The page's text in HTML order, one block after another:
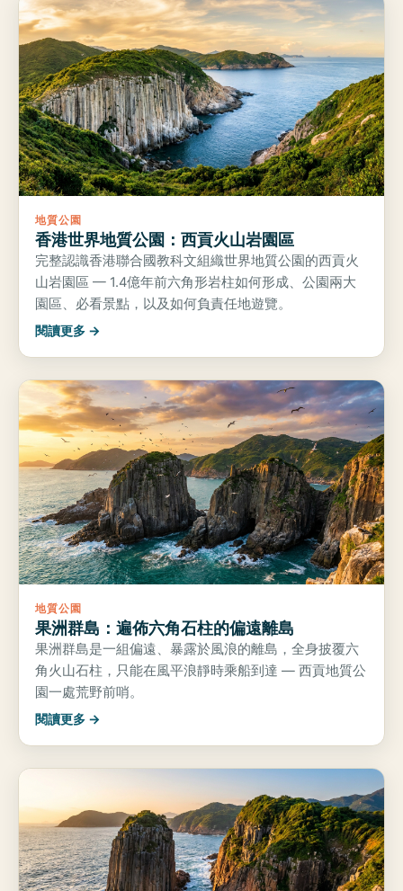
地質公園
香港世界地質公園：西貢火山岩園區
完整認識香港聯合國教科文組織世界地質公園的西貢火
山岩園區 — 1.4億年前六角形岩柱如何形成、公園兩大
園區、必看景點，以及如何負責任地遊覽。
閱讀更多 →
地質公園
果洲群島：遍佈六角石柱的偏遠離島
果洲群島是一組偏遠、暴露於風浪的離島，全身披覆六
角火山石柱，只能在風平浪靜時乘船到達 — 西貢地質公
園一處荒野前哨。
閱讀更多 →